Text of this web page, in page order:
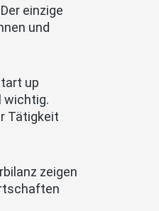
einzige
und
up
wichtig.
Tätigkeit
zeigen